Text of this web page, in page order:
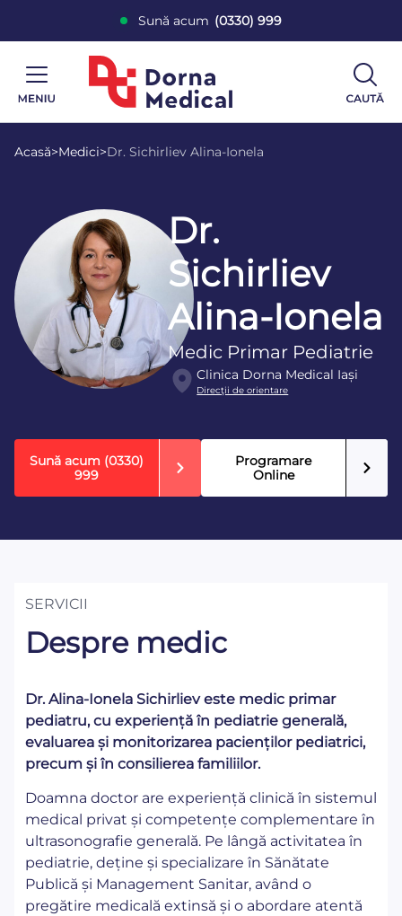
Sună acum (0330) 999
Acasă>Medici>Dr. Sichirliev Alina-Ionela
Dr.
Sichirliev
Alina-Ionela
Medic Primar Pediatrie
Clinica Dorna Medical Iași
Direcţii de orientare
Sună acum (0330)
999
Programare
Online
SERVICII
Despre medic
Dr. Alina-Ionela Sichirliev este medic primar
pediatru, cu experiență în pediatrie generală,
evaluarea și monitorizarea pacienților pediatrici,
precum și în consilierea familiilor.
Doamna doctor are experiență clinică în sistemul
medical privat și competențe complementare în
ultrasonografie generală. Pe lângă activitatea în
pediatrie, deține și specializare în Sănătate
Publică și Management Sanitar, având o
pregătire medicală extinsă și o abordare atentă